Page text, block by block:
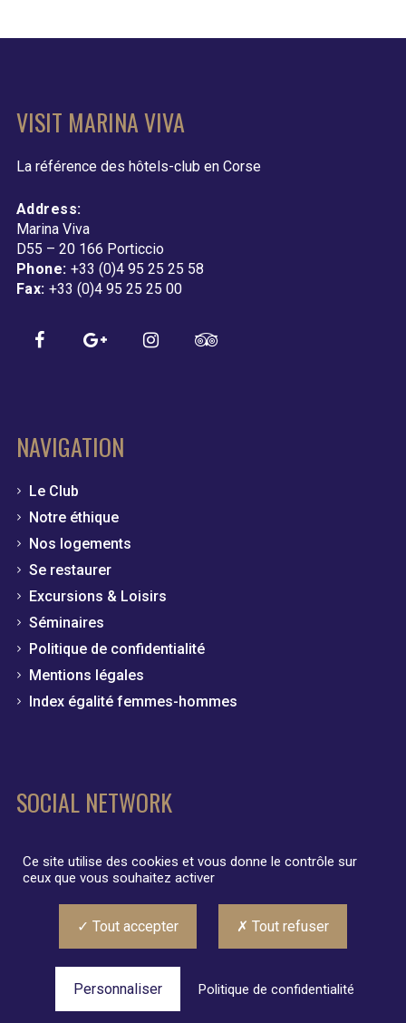
Ce site utilise des cookies et vous donne le contrôle sur
ceux que vous souhaitez activer
Tout accepter Tout refuser
Personnaliser Politique de confidentialité
VISIT MARINA VIVA
La référence des hôtels-club en Corse
Address:
Marina Viva
D55 – 20 166 Porticcio
Phone: +33 (0)4 95 25 25 58
Fax: +33 (0)4 95 25 25 00
NAVIGATION
Le Club
Notre éthique
Nos logements
Se restaurer
Excursions & Loisirs
Séminaires
Politique de confidentialité
Mentions légales
Index égalité femmes-hommes
SOCIAL NETWORK
Nous vous demandons votre permission d'utiliser des
cookies sur ce site pour mieux vous servir.